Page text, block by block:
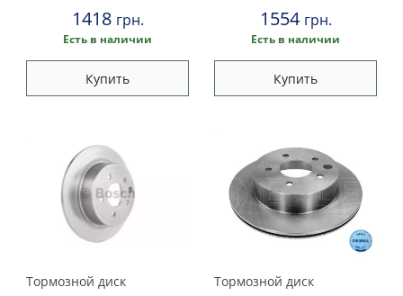
1418 грн.
Есть в наличии
Купить
1554 грн.
Есть в наличии
Купить
Тормозной диск Тормозной диск